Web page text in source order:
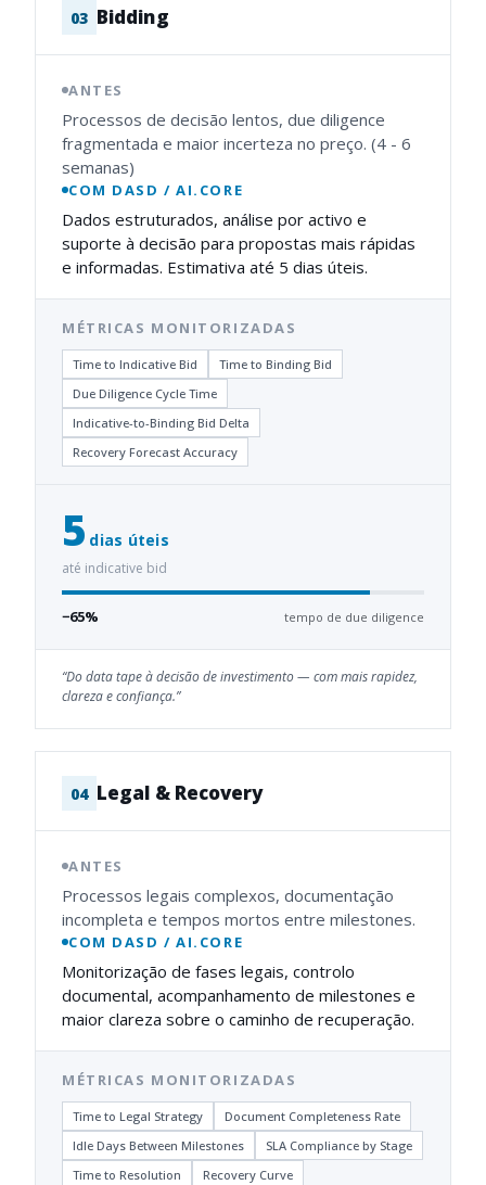
03 Bidding
ANTES
Processos de decisão lentos, due diligence
fragmentada e maior incerteza no preço. (4 - 6
semanas)
COM DASD / AI.CORE
Dados estruturados, análise por activo e
suporte à decisão para propostas mais rápidas
e informadas. Estimativa até 5 dias úteis.
MÉTRICAS MONITORIZADAS
Time to Indicative Bid
Time to Binding Bid
Due Diligence Cycle Time
Indicative-to-Binding Bid Delta
Recovery Forecast Accuracy
5 dias úteis
até indicative bid
−65% tempo de due diligence
“Do data tape à decisão de investimento — com mais rapidez,
clareza e confiança.”
04 Legal & Recovery
ANTES
Processos legais complexos, documentação
incompleta e tempos mortos entre milestones.
COM DASD / AI.CORE
Monitorização de fases legais, controlo
documental, acompanhamento de milestones e
maior clareza sobre o caminho de recuperação.
MÉTRICAS MONITORIZADAS
Time to Legal Strategy
Document Completeness Rate
Idle Days Between Milestones
SLA Compliance by Stage
Time to Resolution
Recovery Curve